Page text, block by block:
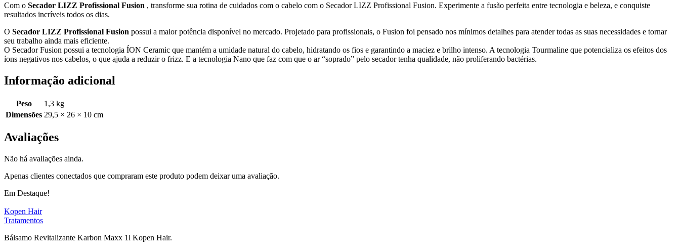
Com o Secador LIZZ Profissional Fusion , transforme sua rotina de cuidados com o cabelo com o Secador LIZZ Profissional Fusion. Experimente a fusão perfeita entre tecnologia e beleza, e conquiste
resultados incríveis todos os dias.
O Secador LIZZ Profissional Fusion possui a maior potência disponível no mercado. Projetado para profissionais, o Fusion foi pensado nos mínimos detalhes para atender todas as suas necessidades e tornar
seu trabalho ainda mais eficiente.
O Secador Fusion possui a tecnologia ÍON Ceramic que mantém a umidade natural do cabelo, hidratando os fios e garantindo a maciez e brilho intenso. A tecnologia Tourmaline que potencializa os efeitos dos
íons negativos nos cabelos, o que ajuda a reduzir o frizz. E a tecnologia Nano que faz com que o ar “soprado” pelo secador tenha qualidade, não proliferando bactérias.
Informação adicional
Peso
1,3 kg
Dimensões 29,5 × 26 × 10 cm
Avaliações
Não há avaliações ainda.
Apenas clientes conectados que compraram este produto podem deixar uma avaliação.
Em Destaque!
Kopen Hair
Tratamentos
Bálsamo Revitalizante Karbon Maxx 1l Kopen Hair.